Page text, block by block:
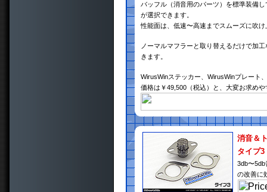
バッフル（消音用のパーツ）を標準装備
が選択できます。
性能面は、低速〜高速までスムーズに吹
ノーマルマフラーと取り替えるだけで加
きます。
WirusWinステッカー、WirusWinプレート
価格は￥49,500（税込）と、大変お求め
消音＆
タイプ3
3db〜
の改善に